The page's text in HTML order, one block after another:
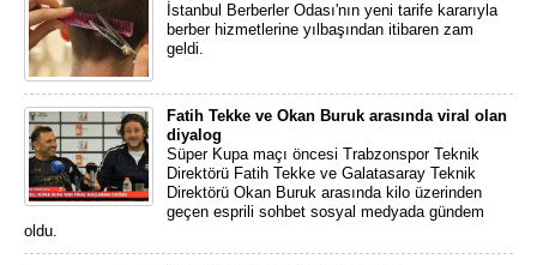
İstanbul Berberler Odası'nın yeni tarife kararıyla
berber hizmetlerine yılbaşından itibaren zam
geldi.
Fatih Tekke ve Okan Buruk arasında viral olan
diyalog
Süper Kupa maçı öncesi Trabzonspor Teknik
Direktörü Fatih Tekke ve Galatasaray Teknik
Direktörü Okan Buruk arasında kilo üzerinden
geçen esprili sohbet sosyal medyada gündem
oldu.